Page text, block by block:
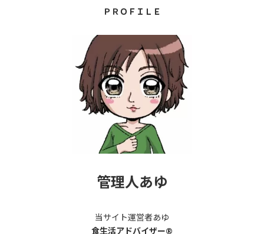
ＰＲＯＦＩＬＥ
管理人あゆ
当サイト運営者あゆ
食生活アドバイザー®